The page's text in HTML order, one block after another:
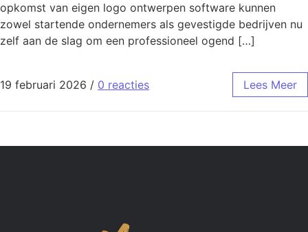
opkomst van eigen logo ontwerpen software kunnen
zowel startende ondernemers als gevestigde bedrijven nu
zelf aan de slag om een professioneel ogend […]
19 februari 2026 / 0 reacties Lees Meer